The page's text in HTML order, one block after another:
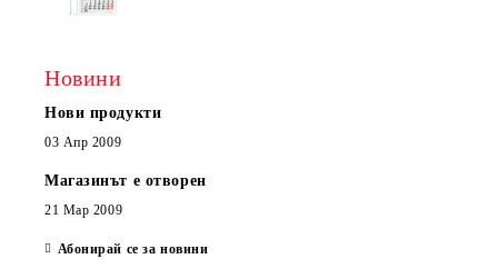
Новини
Нови продукти
03 Апр 2009
Магазинът е отворен
21 Мар 2009
Абонирай се за новини